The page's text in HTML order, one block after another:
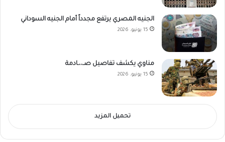
الجنيه المصري يرتفع مجدداً أمام الجنيه السوداني
15 يونيو، 2026
مناوي يكشف تفاصيل صـ،،ـادمة
15 يونيو، 2026
تحميل المزيد